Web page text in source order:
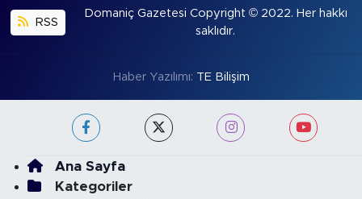
RSS
Domaniç Gazetesi Copyright © 2022. Her hakkı
saklıdır.
Haber Yazılımı: TE Bilişim
Ana Sayfa
Kategoriler